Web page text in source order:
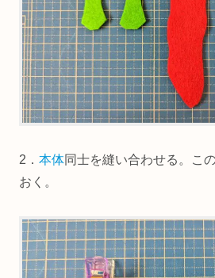
2． 本体同士を縫い合わせる。こ
おく。